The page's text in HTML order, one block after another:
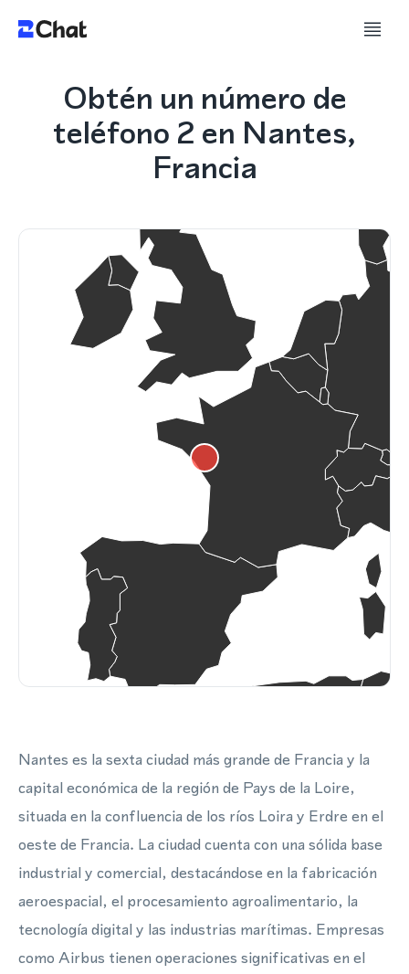
Obtén un número de
teléfono 2 en Nantes,
Francia
Nantes es la sexta ciudad más grande de Francia y la
capital económica de la región de Pays de la Loire,
situada en la confluencia de los ríos Loira y Erdre en el
oeste de Francia. La ciudad cuenta con una sólida base
industrial y comercial, destacándose en la fabricación
aeroespacial, el procesamiento agroalimentario, la
tecnología digital y las industrias marítimas. Empresas
como Airbus tienen operaciones significativas en el